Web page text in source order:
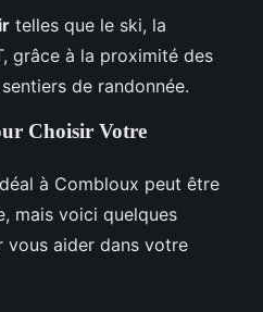
telles que le ski, la
grâce à la proximité des
de randonnée.
Choisir Votre
à Combloux peut être
mais voici quelques
vous aider dans votre